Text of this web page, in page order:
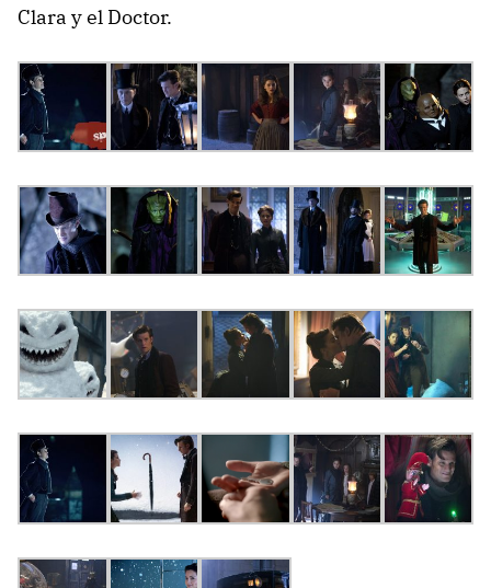
Clara y el Doctor.